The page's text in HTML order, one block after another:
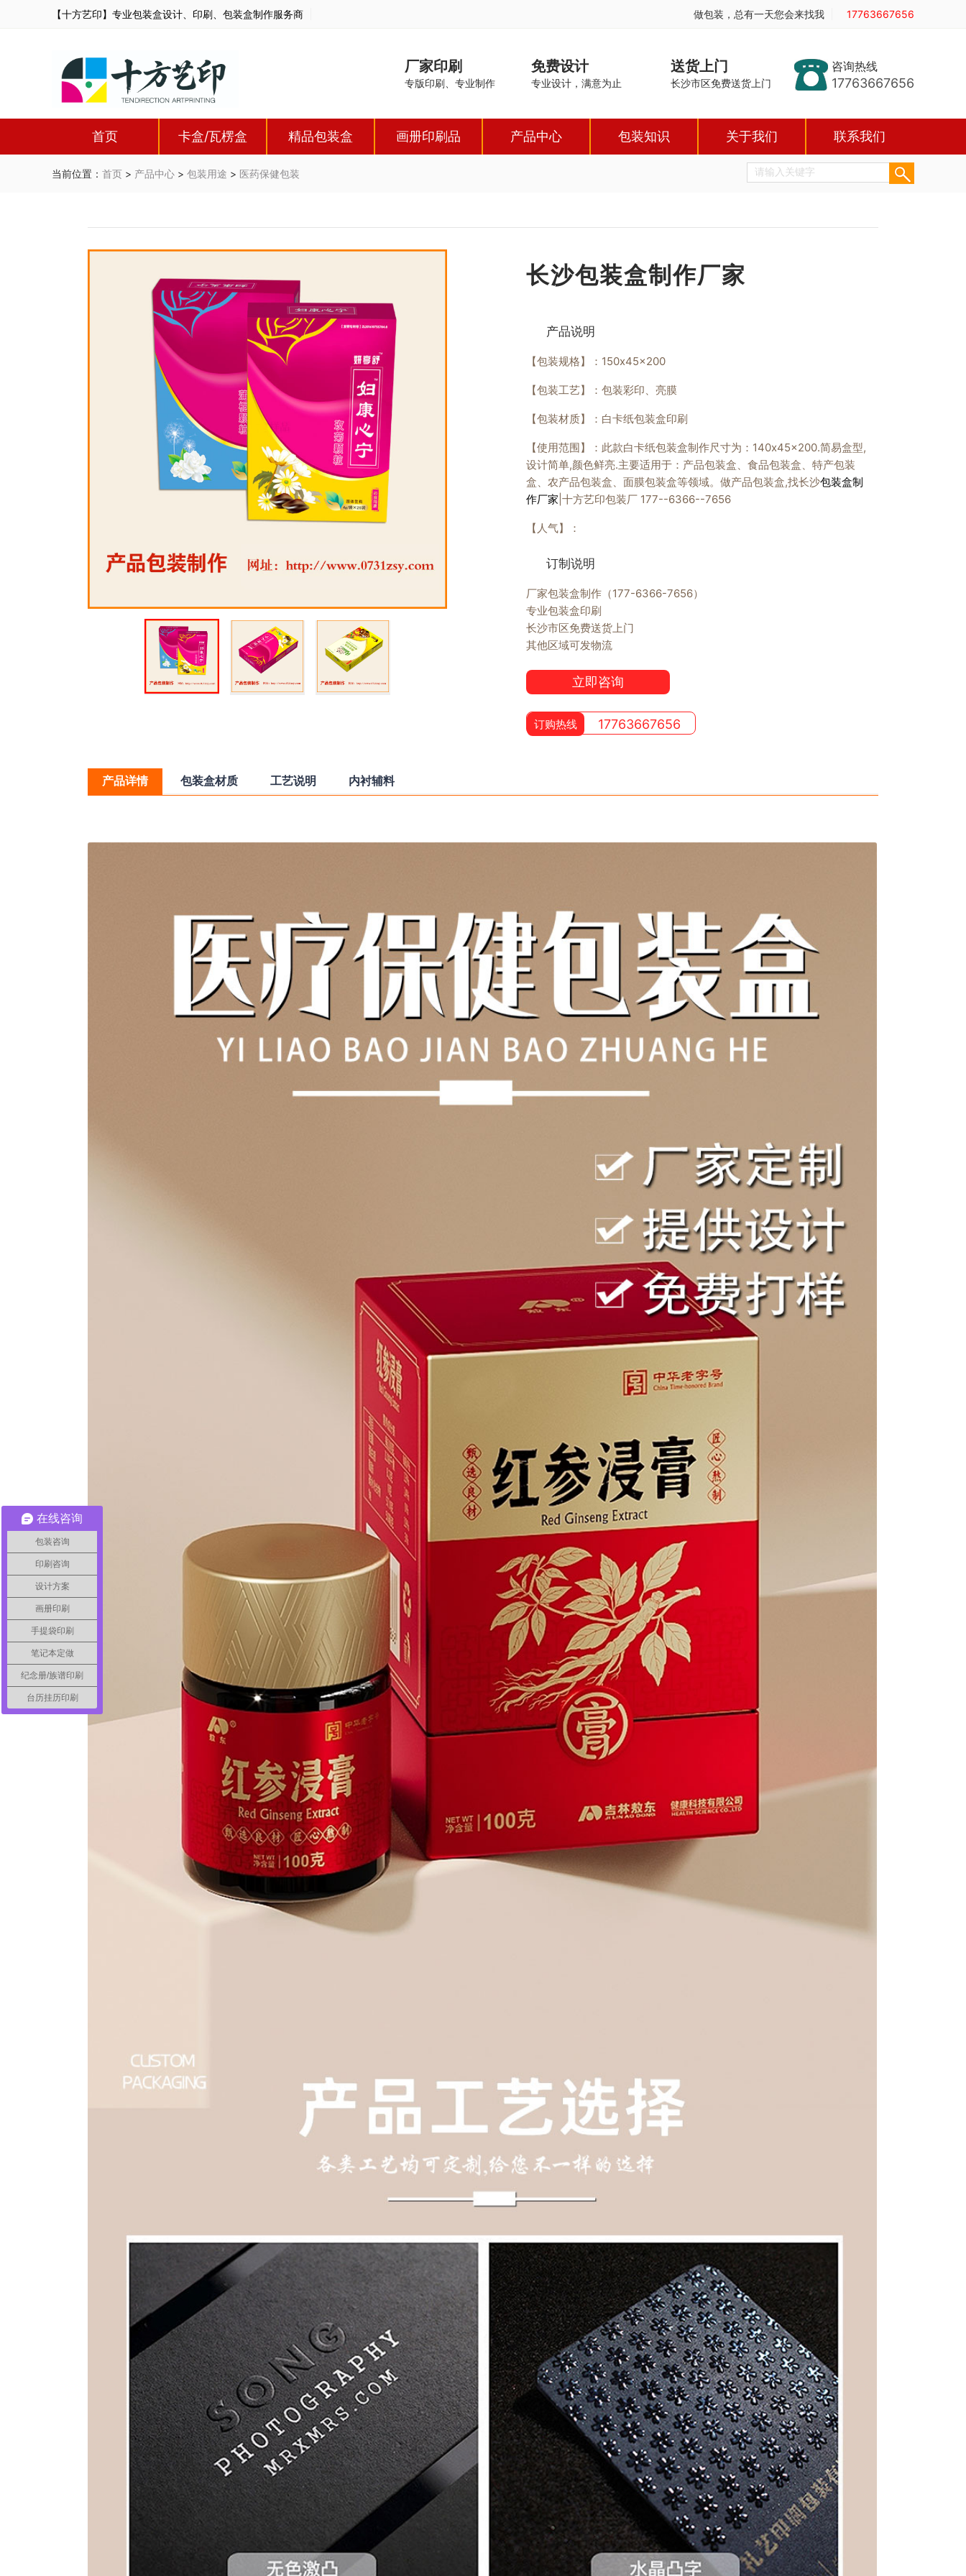
【十方艺印】专业包装盒设计、印刷、包装盒制作服务商 做包装，总有一天您会来找我 17763667656
厂家印刷
专版印刷、专业制作
免费设计
专业设计，满意为止
送货上门
长沙市区免费送货上门
咨询热线
17763667656
首页 卡盒/瓦楞盒 精品包装盒 画册印刷品 产品中心 包装知识 关于我们 联系我们
当前位置： 首页 > 产品中心 > 包装用途 > 医药保健包装
长沙包装盒制作厂家
产品说明
【包装规格】：150x45x200
【包装工艺】：包装彩印、亮膜
【包装材质】：白卡纸包装盒印刷
【使用范围】：此款白卡纸包装盒制作尺寸为：140x45x200.简易盒型,
设计简单,颜色鲜亮.主要适用于：产品包装盒、食品包装盒、特产包装
盒、农产品包装盒、面膜包装盒等领域。做产品包装盒,找长沙包装盒制
作厂家 |十方艺印包装厂 177--6366--7656
【人气】：
订制说明
厂家包装盒制作（177-6366-7656）
专业包装盒印刷
长沙市区免费送货上门
其他区域可发物流
立即咨询
订购热线 17763667656
产品详情 包装盒材质 工艺说明 内衬辅料
在线咨询
包装咨询
印刷咨询
设计方案
画册印刷
手提袋印刷
笔记本定做
纪念册/族谱印刷
台历挂历印刷